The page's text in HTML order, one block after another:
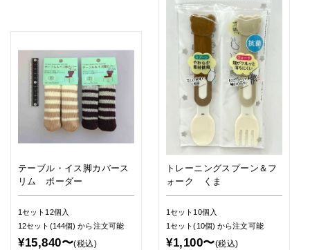
テーブル・イス脚カバース
リム ボーダー
1セット12個入
12セット(144個)から注文可能
¥15,840〜(税込)
トレーニングスプーン＆フ
ォーク くま
1セット10個入
1セット(10個)から注文可能
¥1,100〜(税込)